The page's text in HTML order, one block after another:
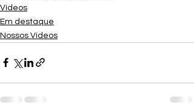
Vídeos
Em destaque
Nossos Vídeos